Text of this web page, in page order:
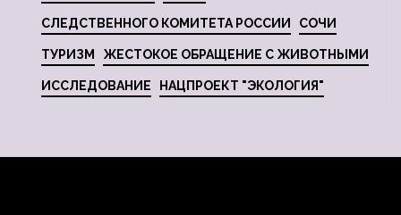
СЛЕДСТВЕННОГО КОМИТЕТА РОССИИ СОЧИ
ТУРИЗМ ЖЕСТОКОЕ ОБРАЩЕНИЕ С ЖИВОТНЫМИ
ИССЛЕДОВАНИЕ НАЦПРОЕКТ "ЭКОЛОГИЯ"